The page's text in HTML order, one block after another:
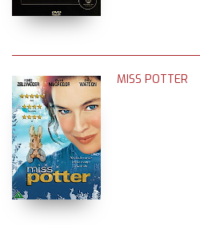
MISS POTTER